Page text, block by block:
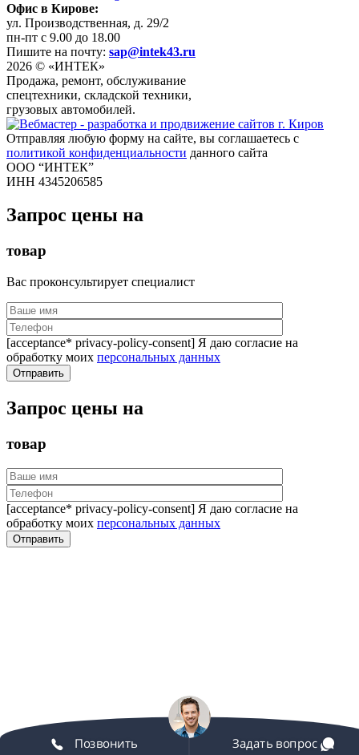
Офис в Кирове:
ул. Производственная, д. 29/2
пн-пт с 9.00 до 18.00
Пишите на почту: sap@intek43.ru
2026 © «ИНТЕК»
Продажа, ремонт, обслуживание
спецтехники, складской техники,
грузовых автомобилей.
Отправляя любую форму на сайте, вы соглашаетесь с
политикой конфиденциальности данного сайта
ООО “ИНТЕК”
ИНН 4345206585
Запрос цены на
товар
Вас проконсультирует специалист
[acceptance* privacy-policy-consent] Я даю согласие на
обработку моих персональных данных
Запрос цены на
товар
[acceptance* privacy-policy-consent] Я даю согласие на
обработку моих персональных данных
Позвонить Задать вопрос